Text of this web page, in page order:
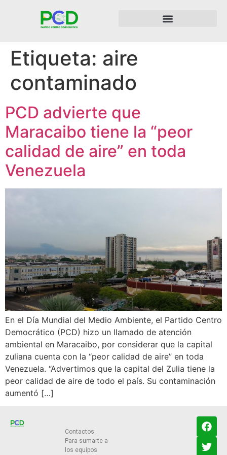
Etiqueta: aire
contaminado
PCD advierte que
Maracaibo tiene la “peor
calidad de aire” en toda
Venezuela
En el Día Mundial del Medio Ambiente, el Partido Centro
Democrático (PCD) hizo un llamado de atención
ambiental en Maracaibo, por considerar que la capital
zuliana cuenta con la “peor calidad de aire” en toda
Venezuela. “Advertimos que la capital del Zulia tiene la
peor calidad de aire de todo el país. Su contaminación
aumentó […]
Contactos:
Para sumarte a
los equipos